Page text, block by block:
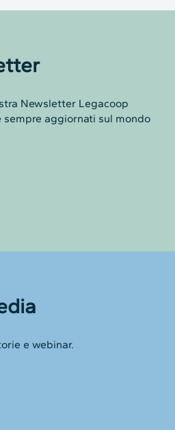
Newsletter Legacoop
sempre aggiornati sul mondo
e webinar.